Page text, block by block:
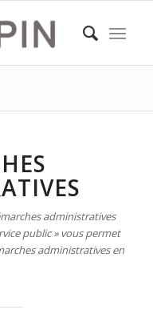
administratives
public » vous permet
administratives en